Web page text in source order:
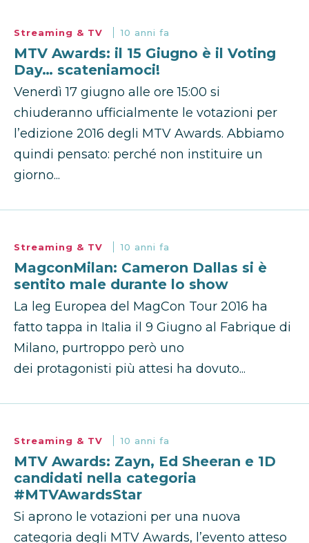
Streaming & TV 10 anni fa
MTV Awards: il 15 Giugno è il Voting
Day… scateniamoci!
Venerdì 17 giugno alle ore 15:00 si
chiuderanno ufficialmente le votazioni per
l’edizione 2016 degli MTV Awards. Abbiamo
quindi pensato: perché non instituire un
giorno...
Streaming & TV 10 anni fa
MagconMilan: Cameron Dallas si è
sentito male durante lo show
La leg Europea del MagCon Tour 2016 ha
fatto tappa in Italia il 9 Giugno al Fabrique di
Milano, purtroppo però uno
dei protagonisti più attesi ha dovuto...
Streaming & TV 10 anni fa
MTV Awards: Zayn, Ed Sheeran e 1D
candidati nella categoria
#MTVAwardsStar
Si aprono le votazioni per una nuova
categoria degli MTV Awards, l’evento atteso